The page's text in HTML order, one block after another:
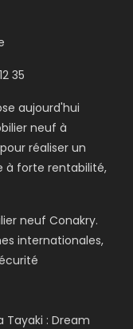
35
aujourd'hui
neuf à
réaliser un
à forte rentabilité,
neuf Conakry.
internationales,
: Dream